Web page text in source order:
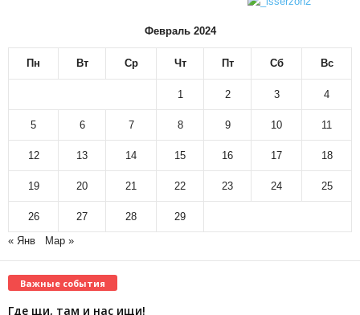
Февраль 2024
Пн Вт Ср Чт Пт Сб Вс
1 2 3 4
5 6 7 8 9 10 11
12 13 14 15 16 17 18
19 20 21 22 23 24 25
26 27 28
29
« Янв
Мар »
Важные события
Где щи, там и нас ищи!